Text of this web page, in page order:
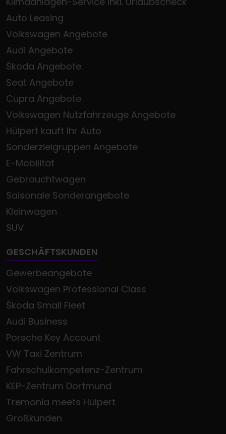
Auto Leasing
Volkswagen Angebote
Audi Angebote
Škoda Angebote
Seat Angebote
Cupra Angebote
Volkswagen Nutzfahrzeuge Angebote
Hülpert kauft Ihr Auto
Sonderzielgruppen Angebote
E-Mobilität
Gebrauchtwagen
Saisonale Sonderangebote
Kleinwagen
SUV
GESCHÄFTSKUNDEN
Gewerbeangebote
Volkswagen Professional Class
Škoda Small Fleet
Audi Business
Porsche Key Account
VW Taxi Zentrum
Fahrschulkompetenz-Zentrum
KEP-Zentrum Dortmund
Tremonia meets Hülpert
Großkunden